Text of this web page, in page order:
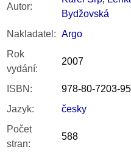
Autor:
Bydžovská
Nakladatel : Argo
Rok
vydání:
2007
ISBN :
978-80-7203-
Jazyk:
česky
Počet
stran:
588